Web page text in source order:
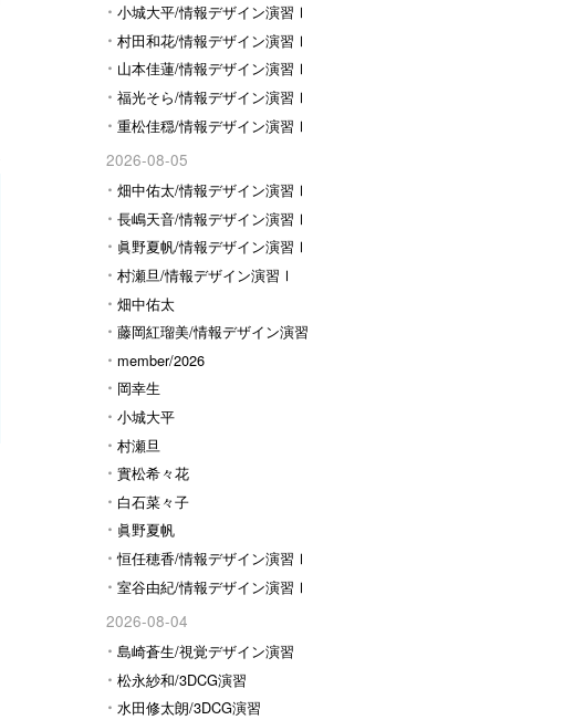
小城大平/情報デザイン演習Ⅰ
村田和花/情報デザイン演習Ⅰ
山本佳蓮/情報デザイン演習Ⅰ
福光そら/情報デザイン演習Ⅰ
重松佳穏/情報デザイン演習Ⅰ
2026-08-05
畑中佑太/情報デザイン演習Ⅰ
長嶋天音/情報デザイン演習Ⅰ
眞野夏帆/情報デザイン演習Ⅰ
村瀬旦/情報デザイン演習Ⅰ
畑中佑太
藤岡紅瑠美/情報デザイン演習
Ⅰ member/2026
岡幸生
小城大平
村瀬旦
實松希々花
白石菜々子
眞野夏帆
恒任穂香/情報デザイン演習Ⅰ
室谷由紀/情報デザイン演習Ⅰ
2026-08-04
島崎蒼生/視覚デザイン演習
松永紗和/3DCG演習
水田修太朗/3DCG演習